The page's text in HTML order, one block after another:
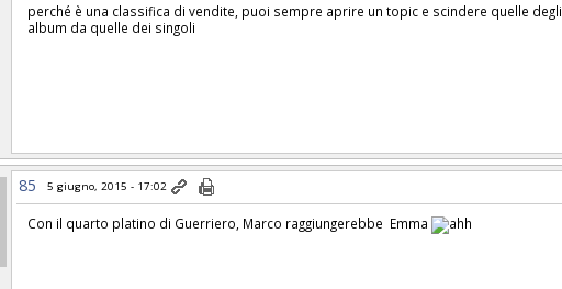
perché è una classifica di vendite, puoi sempre aprire un topic e scindere quelle degli
album da quelle dei singoli
85 5 giugno, 2015 - 17:02
Con il quarto platino di Guerriero, Marco raggiungerebbe Emma